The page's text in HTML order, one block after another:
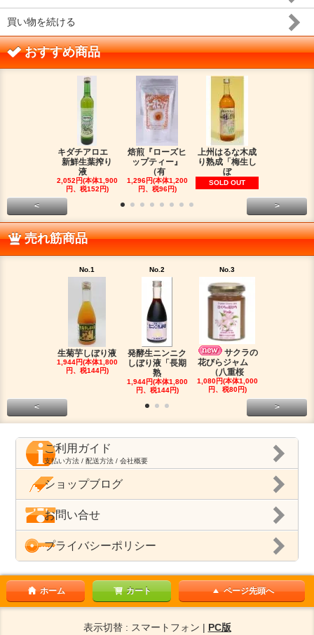
買い物を続ける
おすすめ商品
キダチアロエ
新鮮生葉搾り
液
2,052円(本体1,900
円、税152円)
焙煎『ローズヒ
ップティー』
（有
1,296円(本体1,200
円、税96円)
上州はるな木成
り熟成「梅生し
ぼ
SOLD OUT
< >
売れ筋商品
No.1
生菊芋しぼり液
1,944円(本体1,800
円、税144円)
No.2
発酵生ニンニク
しぼり液「長期
熟
1,944円(本体1,800
円、税144円)
No.3
サクラの
花びらジャム
（八重桜
1,080円(本体1,000
円、税80円)
< >
ご利用ガイド
支払い方法 / 配送方法 / 会社概要
ショップブログ
お問い合せ
プライバシーポリシー
ホーム カート ページ先頭へ
表示切替 : スマートフォン | PC版